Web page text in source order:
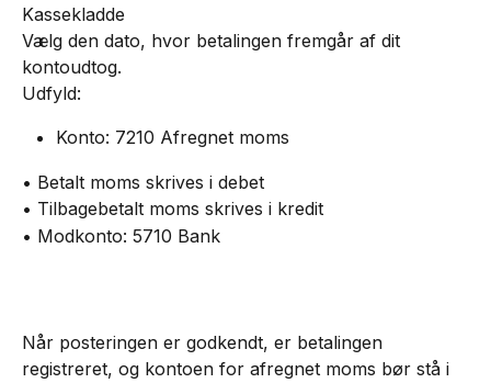
Kassekladde
Vælg den dato, hvor betalingen fremgår af dit
kontoudtog.
Udfyld:
Konto: 7210 Afregnet moms
• Betalt moms skrives i debet
• Tilbagebetalt moms skrives i kredit
• Modkonto: 5710 Bank
Når posteringen er godkendt, er betalingen
registreret, og kontoen for afregnet moms bør stå i